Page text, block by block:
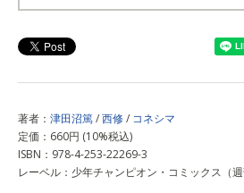
著者： 津田沼篤/西修/ コネシマ
定価：660円 (10%税込)
ISBN：978-4-253-22269-3
レーベル：少年チャンピオン・コミックス（週